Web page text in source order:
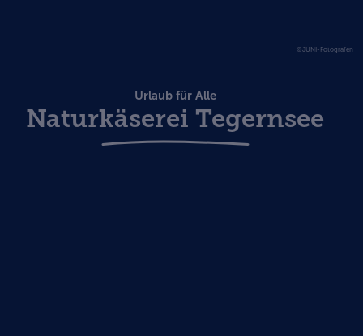
©JUNI-Fotografen
Urlaub für Alle
Naturkäserei Tegernsee